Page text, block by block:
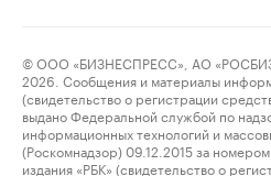
© ООО «БИЗНЕСПРЕСС», АО
2026. Сообщения и материалы
(свидетельство о регистрации
выдано Федеральной службой по
информационных технологий и
(Роскомнадзор) 09.12.2015 за
издания «РБК» (свидетельство о